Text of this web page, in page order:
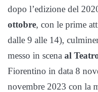
dopo l’edizione del
ottobre, con le prime
dalle 9 alle 14),
messo in scena al
Fiorentino in data 8
novembre 2023 con la